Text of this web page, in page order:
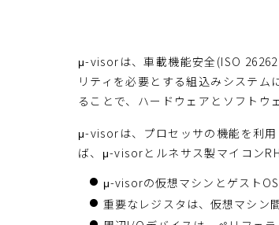
μ-visorは、車載機能安全(ISO
リティを必要とする組込みシステ
ることで、ハードウェアとソフトウ
μ-visorは、プロセッサの機能を利
ば、μ-visorとルネサス製マイコン
μ-visorの仮想マシンとゲスト
重要なレジスタは、仮想マシン